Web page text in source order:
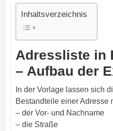
Inhaltsverzeichnis
Adressliste in
– Aufbau der
In der Vorlage lassen sich
Bestandteile einer Adresse
– der Vor- und Nachname
– die Straße